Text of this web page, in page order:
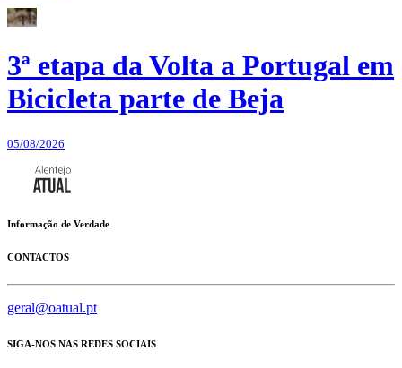
3ª etapa da Volta a Portugal em
Bicicleta parte de Beja
05/08/2026
Informação de Verdade
CONTACTOS
geral@oatual.pt
SIGA-NOS NAS REDES SOCIAIS